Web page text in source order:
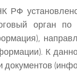
РФ
орган
К
документов